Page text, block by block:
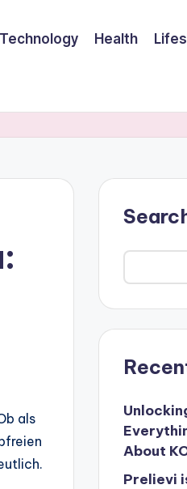
Technology Health
als
About
Prelievi